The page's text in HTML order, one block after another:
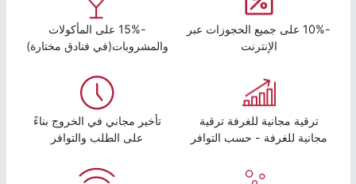
-10% على جميع الحجوزات عبر
الإنترنت
-15% على المأكولات
والمشروبات(في فنادق مختارة)
ترقية مجانية للغرفة ترقية
مجانية للغرفة - حسب التوافر
تأخير مجاني في الخروج بناءً
على الطلب والتوافر